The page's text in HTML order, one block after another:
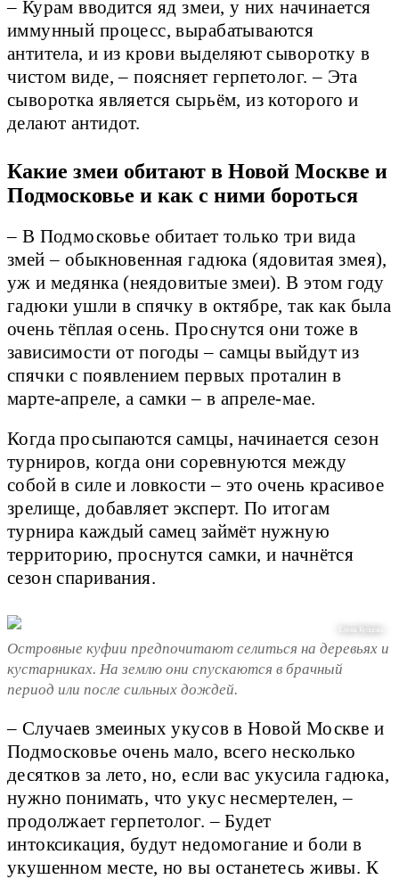
– Курам вводится яд змеи, у них начинается
иммунный процесс, вырабатываются
антитела, и из крови выделяют сыворотку в
чистом виде, – поясняет герпетолог. – Эта
сыворотка является сырьём, из которого и
делают антидот.
Какие змеи обитают в Новой Москве и
Подмосковье и как с ними бороться
– В Подмосковье обитает только три вида
змей – обыкновенная гадюка (ядовитая змея),
уж и медянка (неядовитые змеи). В этом году
гадюки ушли в спячку в октябре, так как была
очень тёплая осень. Проснутся они тоже в
зависимости от погоды – самцы выйдут из
спячки с появлением первых проталин в
марте-апреле, а самки – в апреле-мае.
Когда просыпаются самцы, начинается сезон
турниров, когда они соревнуются между
собой в силе и ловкости – это очень красивое
зрелище, добавляет эксперт. По итогам
турнира каждый самец займёт нужную
территорию, проснутся самки, и начнётся
сезон спаривания.
Елена Купцова
Островные куфии предпочитают селиться на деревьях и
кустарниках. На землю они спускаются в брачный
период или после сильных дождей.
– Случаев змеиных укусов в Новой Москве и
Подмосковье очень мало, всего несколько
десятков за лето, но, если вас укусила гадюка,
нужно понимать, что укус несмертелен, –
продолжает герпетолог. – Будет
интоксикация, будут недомогание и боли в
укушенном месте, но вы останетесь живы. К